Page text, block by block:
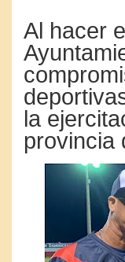
Al hacer
la
provincia